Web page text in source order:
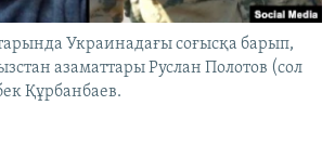
Украинадағы соғысқа барып,
азаматтары Руслан Полотов (сол
Құрбанбаев.